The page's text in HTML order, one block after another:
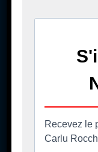
Pè chjama ci - Contact